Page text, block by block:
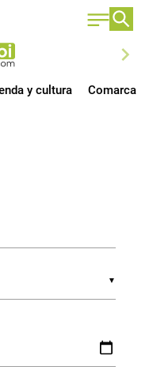
chevron_right
y cultura Comarca
▼